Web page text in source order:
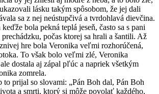
lásku takým spôsobom, že jej dali
sa z nej neústupčivá a tvrdohlavá dievčina.
bola pekná teplá jeseň, často sa s pani
počas ktorej sa hrali a šantili. Až
hre bola Veronika veľmi rozhorúčená,
To však bolo veľmi zlé, Veronika
dostala aj zápal pľúc a napriek všetkým
zomrela.
to prijal so slovami: „Pán Boh dal, Pán Boh
a smrti, ktorý si môže povolať každého,